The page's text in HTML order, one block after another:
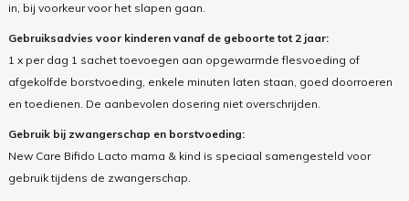
in, bij voorkeur voor het slapen gaan.
Gebruiksadvies voor kinderen vanaf de geboorte tot 2 jaar:
1 x per dag 1 sachet toevoegen aan opgewarmde flesvoeding of
afgekolfde borstvoeding, enkele minuten laten staan, goed doorroeren
en toedienen. De aanbevolen dosering niet overschrijden.
Gebruik bij zwangerschap en borstvoeding:
New Care Bifido Lacto mama & kind is speciaal samengesteld voor
gebruik tijdens de zwangerschap.